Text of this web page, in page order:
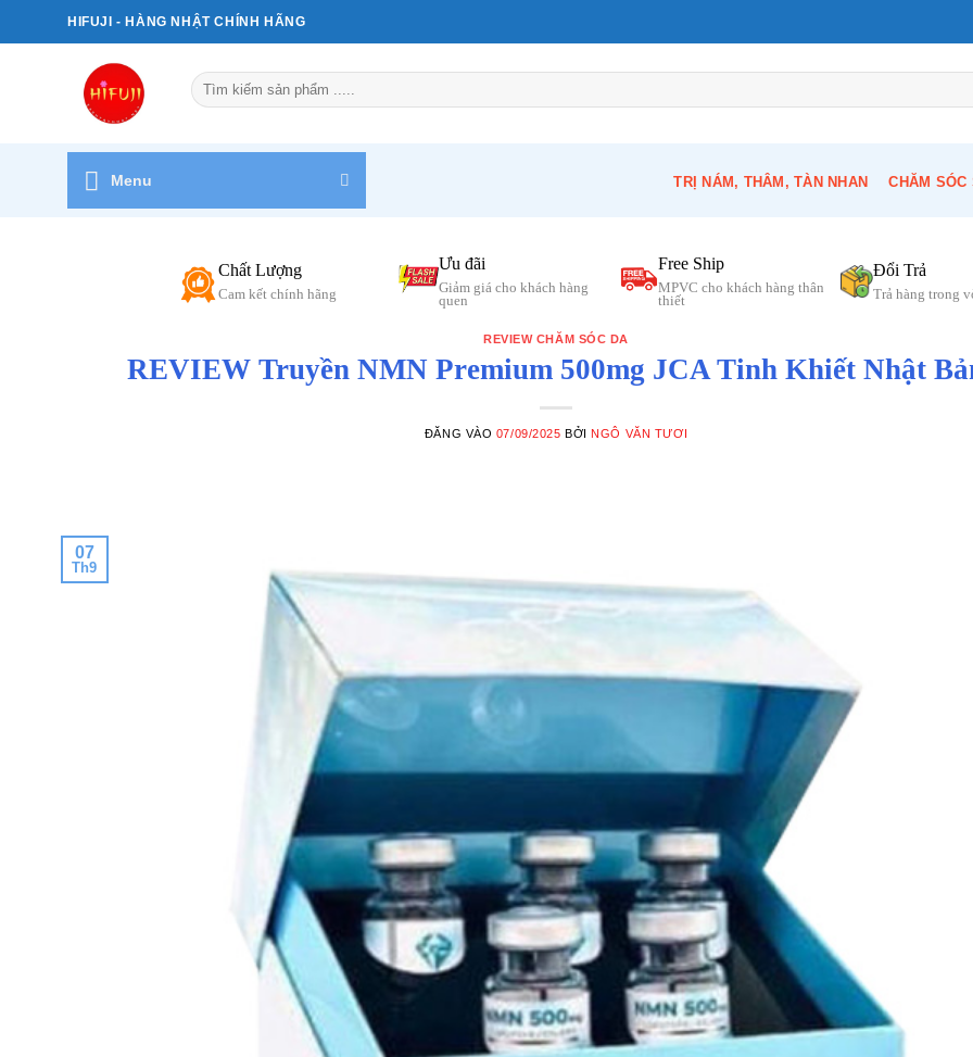
qua
HIFUJI - HÀNG NHẬT CHÍNH HÃNG
Tìm
kiếm:
Menu TRỊ NÁM, THÂM, TÀN NHAN CHĂM SÓC
Chất Lượng
Cam kết chính hãng
Ưu đãi
Giảm giá cho khách hàng
quen
Free Ship
MPVC cho khách hàng thân
thiết
Đổi Trả
Trả hàng trong
REVIEW CHĂM SÓC DA
REVIEW Truyền NMN Premium 500mg JCA Tinh Khiết Nhật
ĐĂNG VÀO 07/09/2025 BỞI NGÔ VĂN TƯƠI
07
Th9